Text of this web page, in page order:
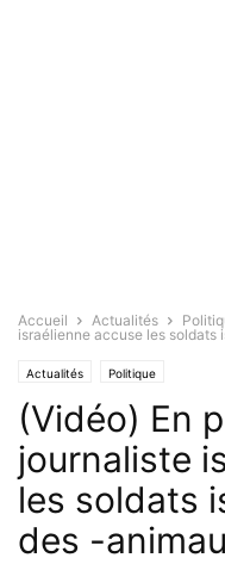
Accueil Actualités
israélienne accuse les soldats
Actualités Politique
(Vidéo) En
journaliste
les soldats
des -